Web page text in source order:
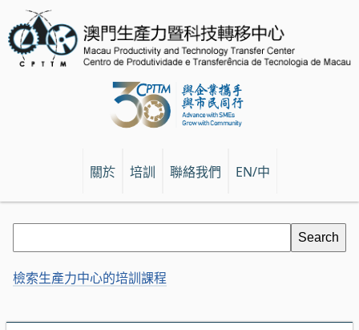
關於 培訓 聯絡我們 EN/中
檢索生產力中心的培訓課程